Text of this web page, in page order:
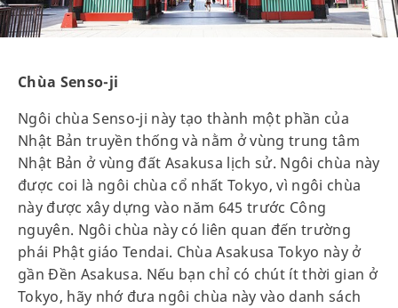
Chùa Senso-ji
Ngôi chùa Senso-ji này tạo thành một phần của
Nhật Bản truyền thống và nằm ở vùng trung tâm
Nhật Bản ở vùng đất Asakusa lịch sử. Ngôi chùa này
được coi là ngôi chùa cổ nhất Tokyo, vì ngôi chùa
này được xây dựng vào năm 645 trước Công
nguyên. Ngôi chùa này có liên quan đến trường
phái Phật giáo Tendai. Chùa Asakusa Tokyo này ở
gần Đền Asakusa. Nếu bạn chỉ có chút ít thời gian ở
Tokyo, hãy nhớ đưa ngôi chùa này vào danh sách